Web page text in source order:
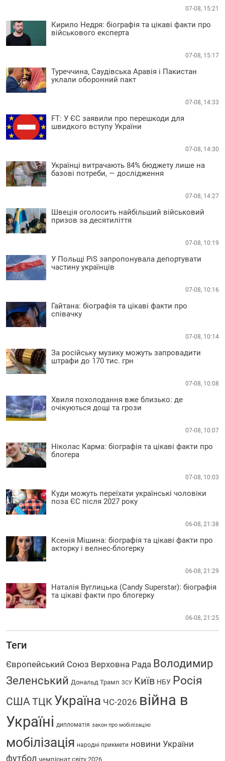
07-08, 15:21
Кирило Недря: біографія та цікаві факти про
військового експерта
07-08, 15:17
Туреччина, Саудівська Аравія і Пакистан
уклали оборонний пакт
07-08, 14:33
FT: У ЄС заявили про перешкоди для
швидкого вступу України
07-08, 14:30
Українці витрачають 84% бюджету лише на
базові потреби, — дослідження
07-08, 14:27
Швеція оголосить найбільший військовий
призов за десятиліття
07-08, 10:19
У Польщі PiS запропонувала депортувати
частину українців
07-08, 10:16
Гайтана: біографія та цікаві факти про
співачку
07-08, 10:14
За російську музику можуть запровадити
штрафи до 170 тис. грн
07-08, 10:08
Хвиля похолодання вже близько: де
очікуються дощі та грози
07-08, 10:07
Ніколас Карма: біографія та цікаві факти про
блогера
07-08, 10:03
Куди можуть переїхати українські чоловіки
поза ЄС після 2027 року
06-08, 21:38
Ксенія Мішина: біографія та цікаві факти про
акторку і велнес-блогерку
06-08, 21:29
Наталія Вуглицька (Candy Superstar): біографія
та цікаві факти про блогерку
06-08, 21:25
Теги
Європейський Союз Верховна Рада Володимир
Зеленський Дональд Трамп ЗСУ Київ НБУ Росія
США ТЦК Україна ЧС-2026 війна в
Україні дипломатія закон про мобілізацію
мобілізація народні прикмети новини України
футбол чемпіонат світу 2026